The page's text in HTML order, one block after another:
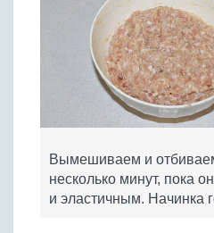
Вымешиваем и
несколько минут, пока
и эластичным. Начинка